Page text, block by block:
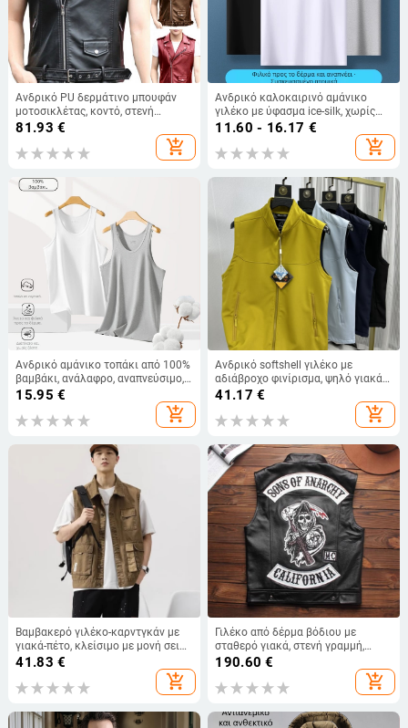
Ανδρικό PU δερμάτινο μπουφάν
μοτοσικλέτας, κοντό, στενή
γραμμή, πανκ στυλ, διαγώνιο
φερμουάρ, άνοιξη-φθινόπωρο
2025
81.93 €
add_shopping_cart
Ανδρικό καλοκαιρινό αμάνικο
γιλέκο με ύφασμα ice-silk, χωρίς
ραφές, γρήγορο στέγνωμα για
11.60 - 16.17 €
add_shopping_cart
Ανδρικό αμάνικο τοπάκι από 100%
βαμβάκι, ανάλαφρο, αναπνεύσιμο,
γρήγορο στέγνωμα, εφαρμοστό
15.95 €
add_shopping_cart
Ανδρικό softshell γιλέκο με
αδιάβροχο φινίρισμα, ψηλό γιακά
και λεπτή επένδυση φλίς
41.17 €
add_shopping_cart
Βαμβακερό γιλέκο-καρντγκάν με
γιακά-πέτο, κλείσιμο με μονή σειρά
κουμπιών, τσέπες με επικολλητές,
41.83 €
add_shopping_cart
Γιλέκο από δέρμα βόδιου με
σταθερό γιακά, στενή γραμμή,
φερμουάρ, κέντημα με πολλά
190.60 €
add_shopping_cart